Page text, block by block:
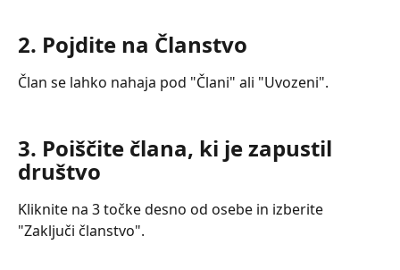
2. Pojdite na Članstvo
Član se lahko nahaja pod "Člani" ali "Uvozeni".
3. Poiščite člana, ki je zapustil
društvo
Kliknite na 3 točke desno od osebe in izberite
"Zaključi članstvo".